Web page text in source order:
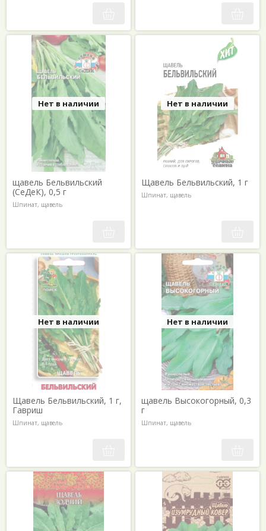
Нет в наличии
щавель Бельвильский
(СеДеК), 0,5 г
Шпинат, щавель
Нет в наличии
Щавель Бельвильский, 1 г
Шпинат, щавель
Нет в наличии
Щавель Бельвильский, 1 г,
Гавриш
Шпинат, щавель
Нет в наличии
щавель Высокогорный, 0,3
г
Шпинат, щавель